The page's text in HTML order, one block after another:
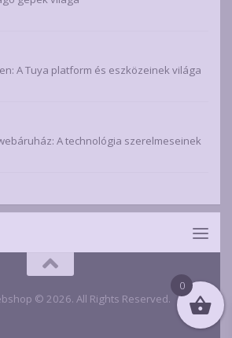
A Tuya platform és eszközeinek világa
A technológia szerelmeseinek
© 2026. All Rights Reserved.
0